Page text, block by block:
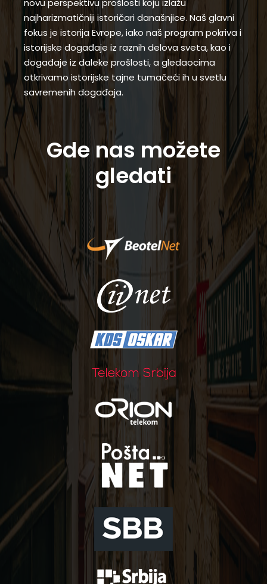
novu perspektivu prošlosti koju izlažu
najharizmatičniji istoričari današnjice. Naš glavni
fokus je istorija Evrope, iako naš program pokriva i
istorijske događaje iz raznih delova sveta, kao i
događaje iz daleke prošlosti, a gledaocima
otkrivamo istorijske tajne tumačeći ih u svetlu
savremenih događaja.
Gde nas možete
gledati